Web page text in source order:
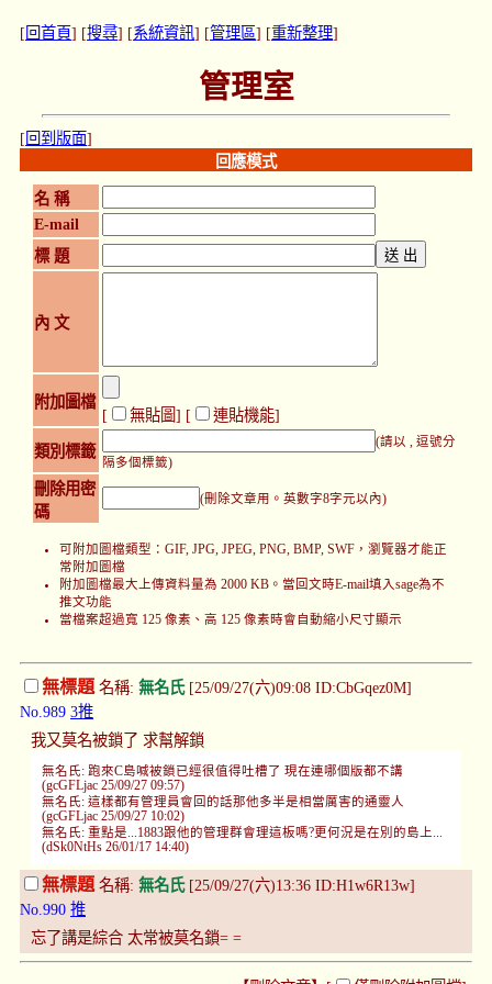
[ 回首頁] [搜尋] [系統資訊] [管理區] [重新整理]
管理室
[ 回到版面]
回應模式
名 稱
E-mail
標 題
內 文
附加圖檔
[ 無貼圖] [ 連貼機能]
類別標籤
(請以 , 逗號分
隔多個標籤)
刪除用密
碼
(刪除文章用。英數字8字元以內)
可附加圖檔類型：GIF, JPG, JPEG, PNG, BMP, SWF，瀏覽器才能正
常附加圖檔
附加圖檔最大上傳資料量為 2000 KB。當回文時E-mail填入sage為不
推文功能
當檔案超過寬 125 像素、高 125 像素時會自動縮小尺寸顯示
無標題名稱: 無名氏[25/09/27(六)09:08 ID:CbGqez0M]
No.989 3推
我又莫名被鎖了 求幫解鎖
無名氏: 跑來C島喊被鎖已經很值得吐槽了 現在連哪個版都不講
(gcGFLjac 25/09/27 09:57)
無名氏: 這樣都有管理員會回的話那他多半是相當厲害的通靈人
(gcGFLjac 25/09/27 10:02)
無名氏: 重點是...1883跟他的管理群會理這板嗎?更何況是在別的島上...
(dSk0NtHs 26/01/17 14:40)
無標題 名稱: 無名氏[25/09/27(六)13:36 ID:H1w6R13w]
No.990 推
忘了講是綜合 太常被莫名鎖= =